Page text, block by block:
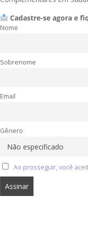
Cadastre-se agora e
Nome
Sobrenome
Email
Gênero
Ao prosseguir, você